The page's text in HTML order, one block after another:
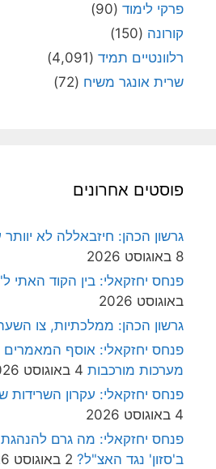
פרקי לימוד (90)
קורונה (150)
רלוונטיים תמיד (4,091)
שרית אונגר משיח (72)
פוסטים אחרונים
גרשון הכהן: חיזבאללה לא
8 באוגוסט 2026
פנחס יחזקאלי: בין הקוד האתי
באוגוסט 2026
גרשון הכהן: ממלכתיות, צו
פנחס יחזקאלי: אוסף המאמרים
מערכות מורכבות 4 באוגוסט 2026
פנחס יחזקאלי: עקרון השרידות
4 באוגוסט 2026
פנחס יחזקאלי: מה גרם להנהגת
ב'סזון' נגד האצ"ל? 2 באוגוסט 2026